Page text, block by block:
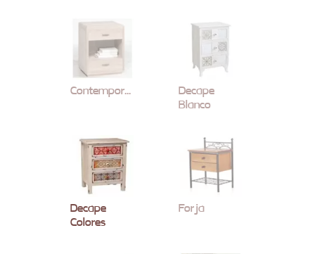
Contemporaneo Decape
Blanco
Decape
Colores
Forja